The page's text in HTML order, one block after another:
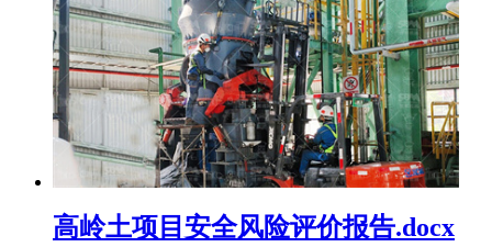
高岭土项目安全风险评价报告.docx